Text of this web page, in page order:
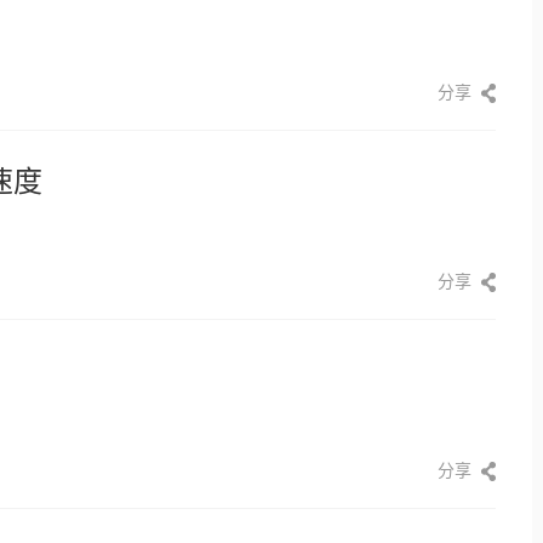
分享
度
分享
分享